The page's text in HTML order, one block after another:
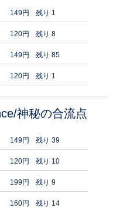
149円 残り 1
120円 残り 8
149円 残り 85
120円 残り 1
神秘の合流点
149円 残り 39
120円 残り 10
199円 残り 9
160円 残り 14